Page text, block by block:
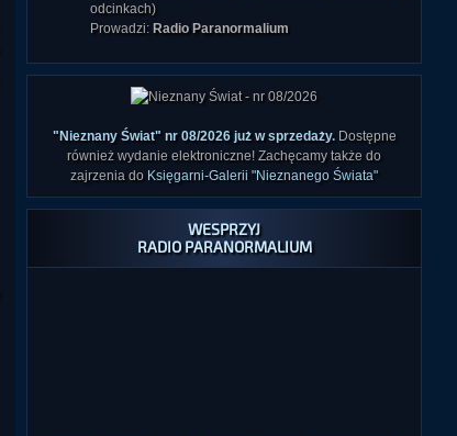
odcinkach)
Prowadzi: Radio Paranormalium
"Nieznany Świat" nr 08/2026 już w sprzedaży.Dostępne
również wydanie elektroniczne! Zachęcamy także do
zajrzenia do Księgarni-Galerii "Nieznanego Świata"
WESPRZYJ
RADIO PARANORMALIUM